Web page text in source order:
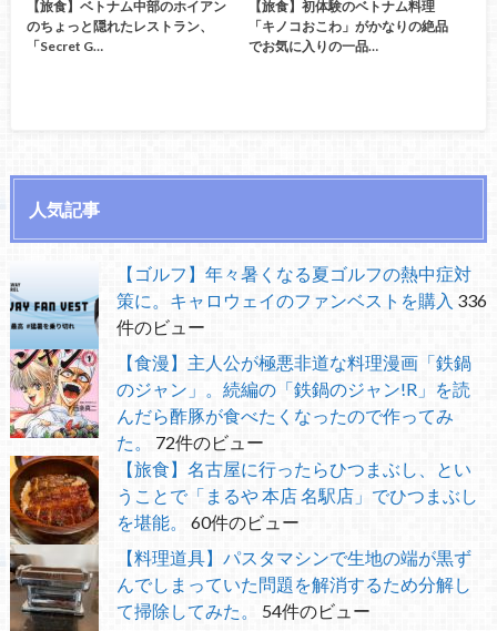
【旅食】ベトナム中部のホイアン
のちょっと隠れたレストラン、
「Secret G…
【旅食】初体験のベトナム料理
「キノコおこわ」がかなりの絶品
でお気に入りの一品…
人気記事
【ゴルフ】年々暑くなる夏ゴルフの熱中症対
策に。キャロウェイのファンベストを購入 336
件のビュー
【食漫】主人公が極悪非道な料理漫画「鉄鍋
のジャン」。続編の「鉄鍋のジャン!R」を読
んだら酢豚が食べたくなったので作ってみ
た。
72件のビュー
【旅食】名古屋に行ったらひつまぶし、とい
うことで「まるや 本店 名駅店」でひつまぶし
を堪能。
60件のビュー
【料理道具】パスタマシンで生地の端が黒ず
んでしまっていた問題を解消するため分解し
て掃除してみた。
54件のビュー